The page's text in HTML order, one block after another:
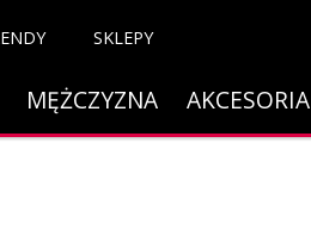
SKLEPY
MĘŻCZYZNA AKCESORIA